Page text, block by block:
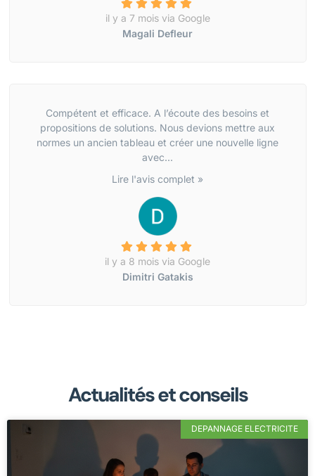
il y a 7 mois via Google
Magali Defleur
Compétent et efficace. A l’écoute des besoins et
propositions de solutions. Nous devions mettre aux
normes un ancien tableau et créer une nouvelle ligne
avec...
Lire l'avis complet »
il y a 8 mois via Google
Dimitri Gatakis
Actualités et conseils
DEPANNAGE ELECTRICITE